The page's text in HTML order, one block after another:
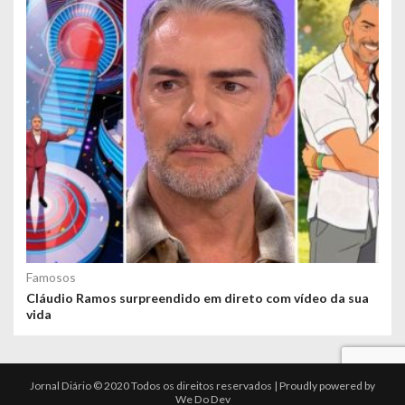
Famosos
Cláudio Ramos surpreendido em direto com vídeo da sua
vida
Jornal Diário © 2020 Todos os direitos reservados | Proudly powered by
We Do Dev